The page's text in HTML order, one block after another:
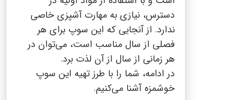
دسترس، نیازی به مهارت آشپزی خاصی
ندارد. از آنجایی که این سوپ برای هر
فصلی از سال مناسب است، می‌توان در
هر زمانی از سال از آن لذت برد.
در ادامه، شما را با طرز تهیه این سوپ
خوشمزه آشنا می‌کنیم.